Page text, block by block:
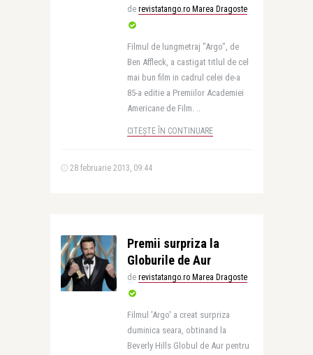
de revistatango.ro Marea Dragoste
Filmul de lungmetraj "Argo", de
Ben Affleck, a castigat titlul de cel
mai bun film in cadrul celei de-a
85-a editie a Premiilor Academiei
Americane de Film. ..
CITEȘTE ÎN CONTINUARE
28 februarie 2013, 09:44
Premii surpriza la
Globurile de Aur
de revistatango.ro Marea Dragoste
Filmul 'Argo' a creat surpriza
duminica seara, obtinand la
Beverly Hills Globul de Aur pentru